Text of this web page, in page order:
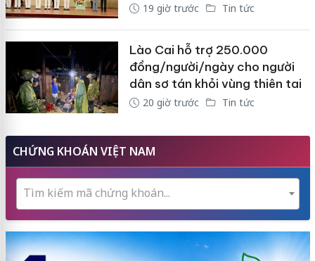
19 giờ trước Tin tức
Lào Cai hỗ trợ 250.000
đồng/người/ngày cho người
dân sơ tán khỏi vùng thiên tai
20 giờ trước Tin tức
CHỨNG KHOÁN VIỆT NAM
Tìm kiếm mã chứng khoán...